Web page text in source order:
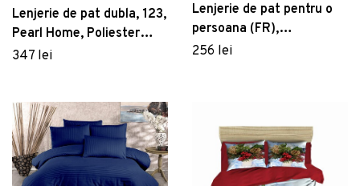
Lenjerie de pat dubla, 123,
Pearl Home, Poliester
Satinat
347 lei
Lenjerie de pat pentru o
persoana (FR),
Cappuccino, Victoria,
256 lei